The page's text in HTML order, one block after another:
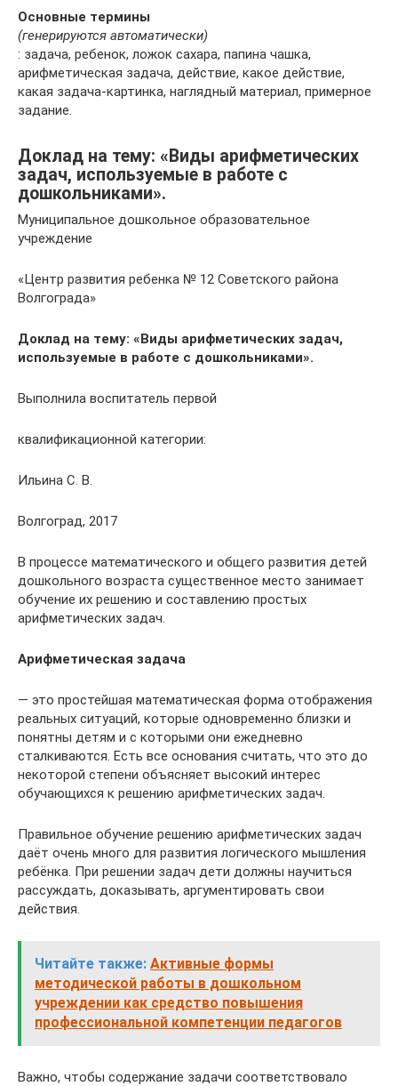
Основные термины
(генерируются автоматически)
: задача, ребенок, ложок сахара, папина чашка,
арифметическая задача, действие, какое действие,
какая задача-картинка, наглядный материал, примерное
задание.
Доклад на тему: «Виды арифметических
задач, используемые в работе с
дошкольниками».
Муниципальное дошкольное образовательное
учреждение
«Центр развития ребенка № 12 Советского района
Волгограда»
Доклад на тему: «Виды арифметических задач,
используемые в работе с дошкольниками».
Выполнила воспитатель первой
квалификационной категории:
Ильина С. В.
Волгоград, 2017
В процессе математического и общего развития детей
дошкольного возраста существенное место занимает
обучение их решению и составлению простых
арифметических задач.
Арифметическая задача
— это простейшая математическая форма отображения
реальных ситуаций, которые одновременно близки и
понятны детям и с которыми они ежедневно
сталкиваются. Есть все основания считать, что это до
некоторой степени объясняет высокий интерес
обучающихся к решению арифметических задач.
Правильное обучение решению арифметических задач
даёт очень много для развития логического мышления
ребёнка. При решении задач дети должны научиться
рассуждать, доказывать, аргументировать свои
действия.
Читайте также: Активные формы
методической работы в дошкольном
учреждении как средство повышения
профессиональной компетенции педагогов
Важно, чтобы содержание задачи соответствовало